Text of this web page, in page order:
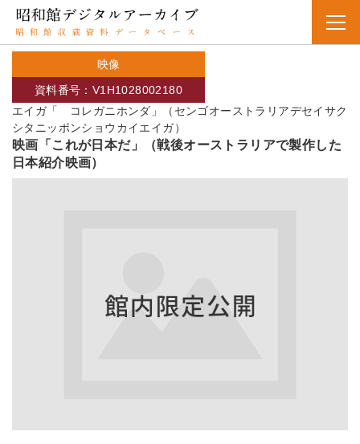
映像
エイガ「 コレガニホンダ」（センゴオーストラリアデセイサク
シタニッポンショウカイエイガ）
資料番号：V1H1028002180
映画「これが日本だ」（戦後オーストラリアで製作した
日本紹介映画）